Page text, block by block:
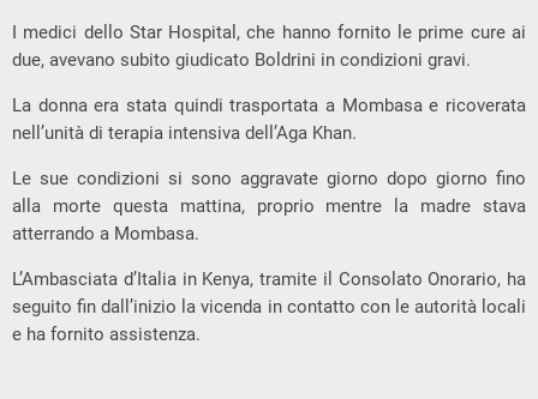
I medici dello Star Hospital, che hanno fornito le prime cure ai
due, avevano subito giudicato Boldrini in condizioni gravi.
La donna era stata quindi trasportata a Mombasa e ricoverata
nell’unità di terapia intensiva dell’Aga Khan.
Le sue condizioni si sono aggravate giorno dopo giorno fino
alla morte questa mattina, proprio mentre la madre stava
atterrando a Mombasa.
L’Ambasciata d’Italia in Kenya, tramite il Consolato Onorario, ha
seguito fin dall’inizio la vicenda in contatto con le autorità locali
e ha fornito assistenza.